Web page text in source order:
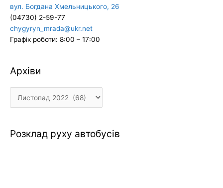
вул. Богдана Хмельницького, 26
(04730) 2-59-77
chygyryn_mrada@ukr.net
Графік роботи: 8:00 – 17:00
Архіви
Архіви
Розклад руху автобусів